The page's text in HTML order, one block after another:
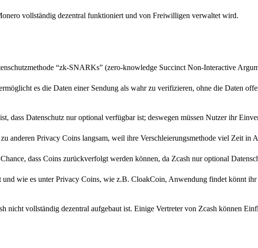
vollständig dezentral funktioniert und von Freiwilligen verwaltet wird.
“zk-SNARKs” (zero-knowledge Succinct Non-Interactive
es die Daten einer Sendung als wahr zu verifizieren, ohne die Daten
dass Datenschutz nur optional verfügbar ist; deswegen müssen Nutzer ihr
anderen Privacy Coins langsam, weil ihre Verschleierungsmethode viel Zeit in
dass Coins zurückverfolgt werden können, da Zcash nur optional
wie es unter Privacy Coins, wie z.B. CloakCoin, Anwendung findet könnt
nicht vollständig dezentral aufgebaut ist. Einige Vertreter von Zcash können